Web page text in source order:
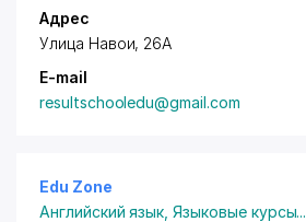
Адрес
Улица Навои, 26А
E-mail
resultschooledu@gmail.com
Edu Zone
Английский язык ,Языковые курсы...